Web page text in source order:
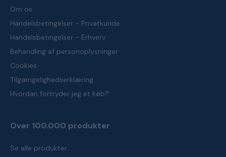
Om os
Handelsbetingelser - Privatkunde
Handelsbetingelser - Erhverv
Behandling af personoplysninger
Cookies
Tilgængelighedserklæring
Hvordan fortryder jeg et køb?
Over 100.000 produkter
Se alle produkter